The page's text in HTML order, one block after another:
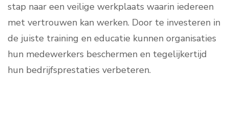
stap naar een veilige werkplaats waarin iedereen
met vertrouwen kan werken. Door te investeren in
de juiste training en educatie kunnen organisaties
hun medewerkers beschermen en tegelijkertijd
hun bedrijfsprestaties verbeteren.